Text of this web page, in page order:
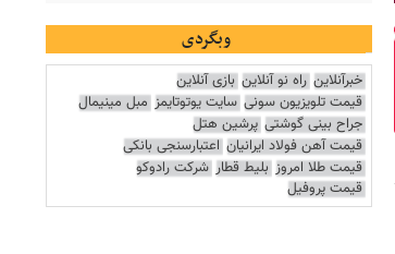
وبگردی
خبرآنلاین راه نو آنلاین بازی آنلاین
قیمت تلویزیون سونی سایت یوتوتایمز مبل مینیمال
جراح بینی گوشتی پرشین هتل
قیمت آهن فولاد ایرانیان اعتبارسنجی بانکی
قیمت طلا امروز بلیط قطار شرکت رادوکو
قیمت پروفیل